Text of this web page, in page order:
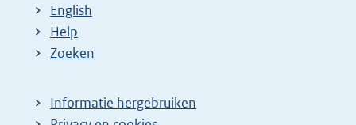
English
Help
Zoeken
Informatie hergebruiken